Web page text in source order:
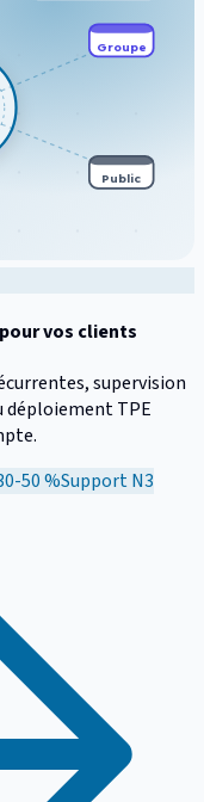
Groupe
Public
vos clients
supervision
déploiement TPE
50 %Support N3